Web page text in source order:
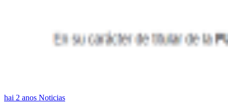
hai 2 anos Noticias